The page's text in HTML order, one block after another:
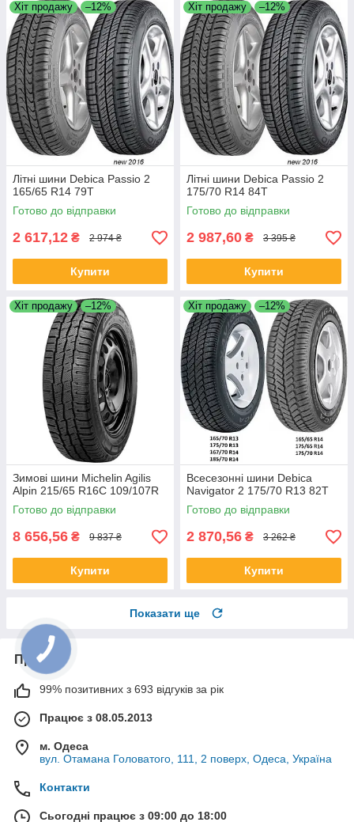
Хіт продажу –12%
Літні шини Debica Passio 2
165/65 R14 79T
Готово до відправки
2 617,12 ₴ 2 974 ₴
Купити
Хіт продажу –12%
Літні шини Debica Passio 2
175/70 R14 84T
Готово до відправки
2 987,60 ₴ 3 395 ₴
Купити
Хіт продажу –12%
Зимові шини Michelin Agilis
Alpin 215/65 R16C 109/107R
Готово до відправки
8 656,56 ₴ 9 837 ₴
Купити
Хіт продажу –12%
Всесезонні шини Debica
Navigator 2 175/70 R13 82T
Готово до відправки
2 870,56 ₴ 3 262 ₴
Купити
Показати ще
Про нас
99% позитивних з 693 відгуків за рік
Працює з 08.05.2013
м. Одеса
вул. Отамана Головатого, 111, 2 поверх, Одеса, Україна
Контакти
Сьогодні працює з 09:00 до 18:00